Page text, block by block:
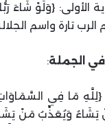
الأولى: {وَلَوْ شَاءَ
الرب تارة واسم
في الجملة:
{لِلَّهِ مَا فِي